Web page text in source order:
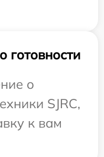
о
SJRC,
к вам